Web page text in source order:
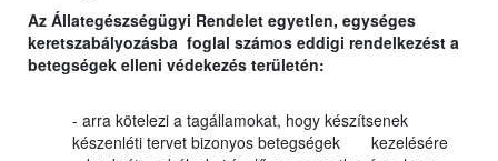
Az Állategészségügyi Rendelet egyetlen, egységes
keretszabályozásba foglal számos eddigi rendelkezést a
betegségek elleni védekezés területén:
- arra kötelezi a tagállamokat, hogy készítsenek
készenléti tervet bizonyos betegségek kezelésére